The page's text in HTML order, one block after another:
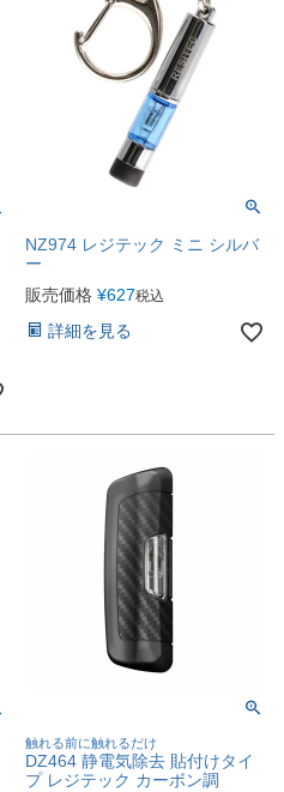
NZ974 レジテック ミニ シルバ
ー
販売価格 ¥627税込
詳細を見る
触れる前に触れるだけ
DZ464 静電気除去 貼付けタイ
プ レジテック カーボン調